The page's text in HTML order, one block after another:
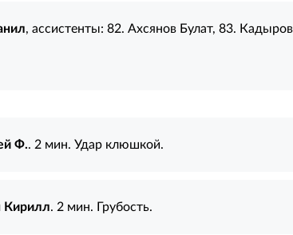
, ассистенты: 82. Ахсянов Булат, 83.
Ф.. 2 мин. Удар клюшкой.
Кирилл. 2 мин. Грубость.